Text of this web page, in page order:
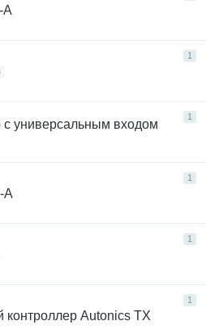
А
1
1
с универсальным входом
1
А
1
1
контроллер Autonics TX